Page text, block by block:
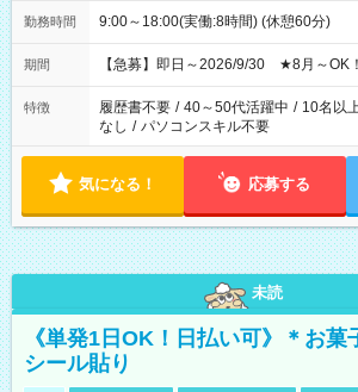
勤務時間 9:00～18:00(実働:8時間) (休憩60分)
期間 【急募】即日～2026/9/30 ★8月～OK！
特徴 履歴書不要 / 40～50代活躍中 / 10名以
なし / パソコンスキル不要
気になる！ 応募する
未読
《単発1日OK！日払い可》＊お菓
シール貼り